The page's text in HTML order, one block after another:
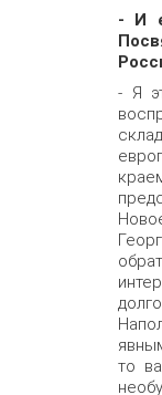
- И
- Я
то